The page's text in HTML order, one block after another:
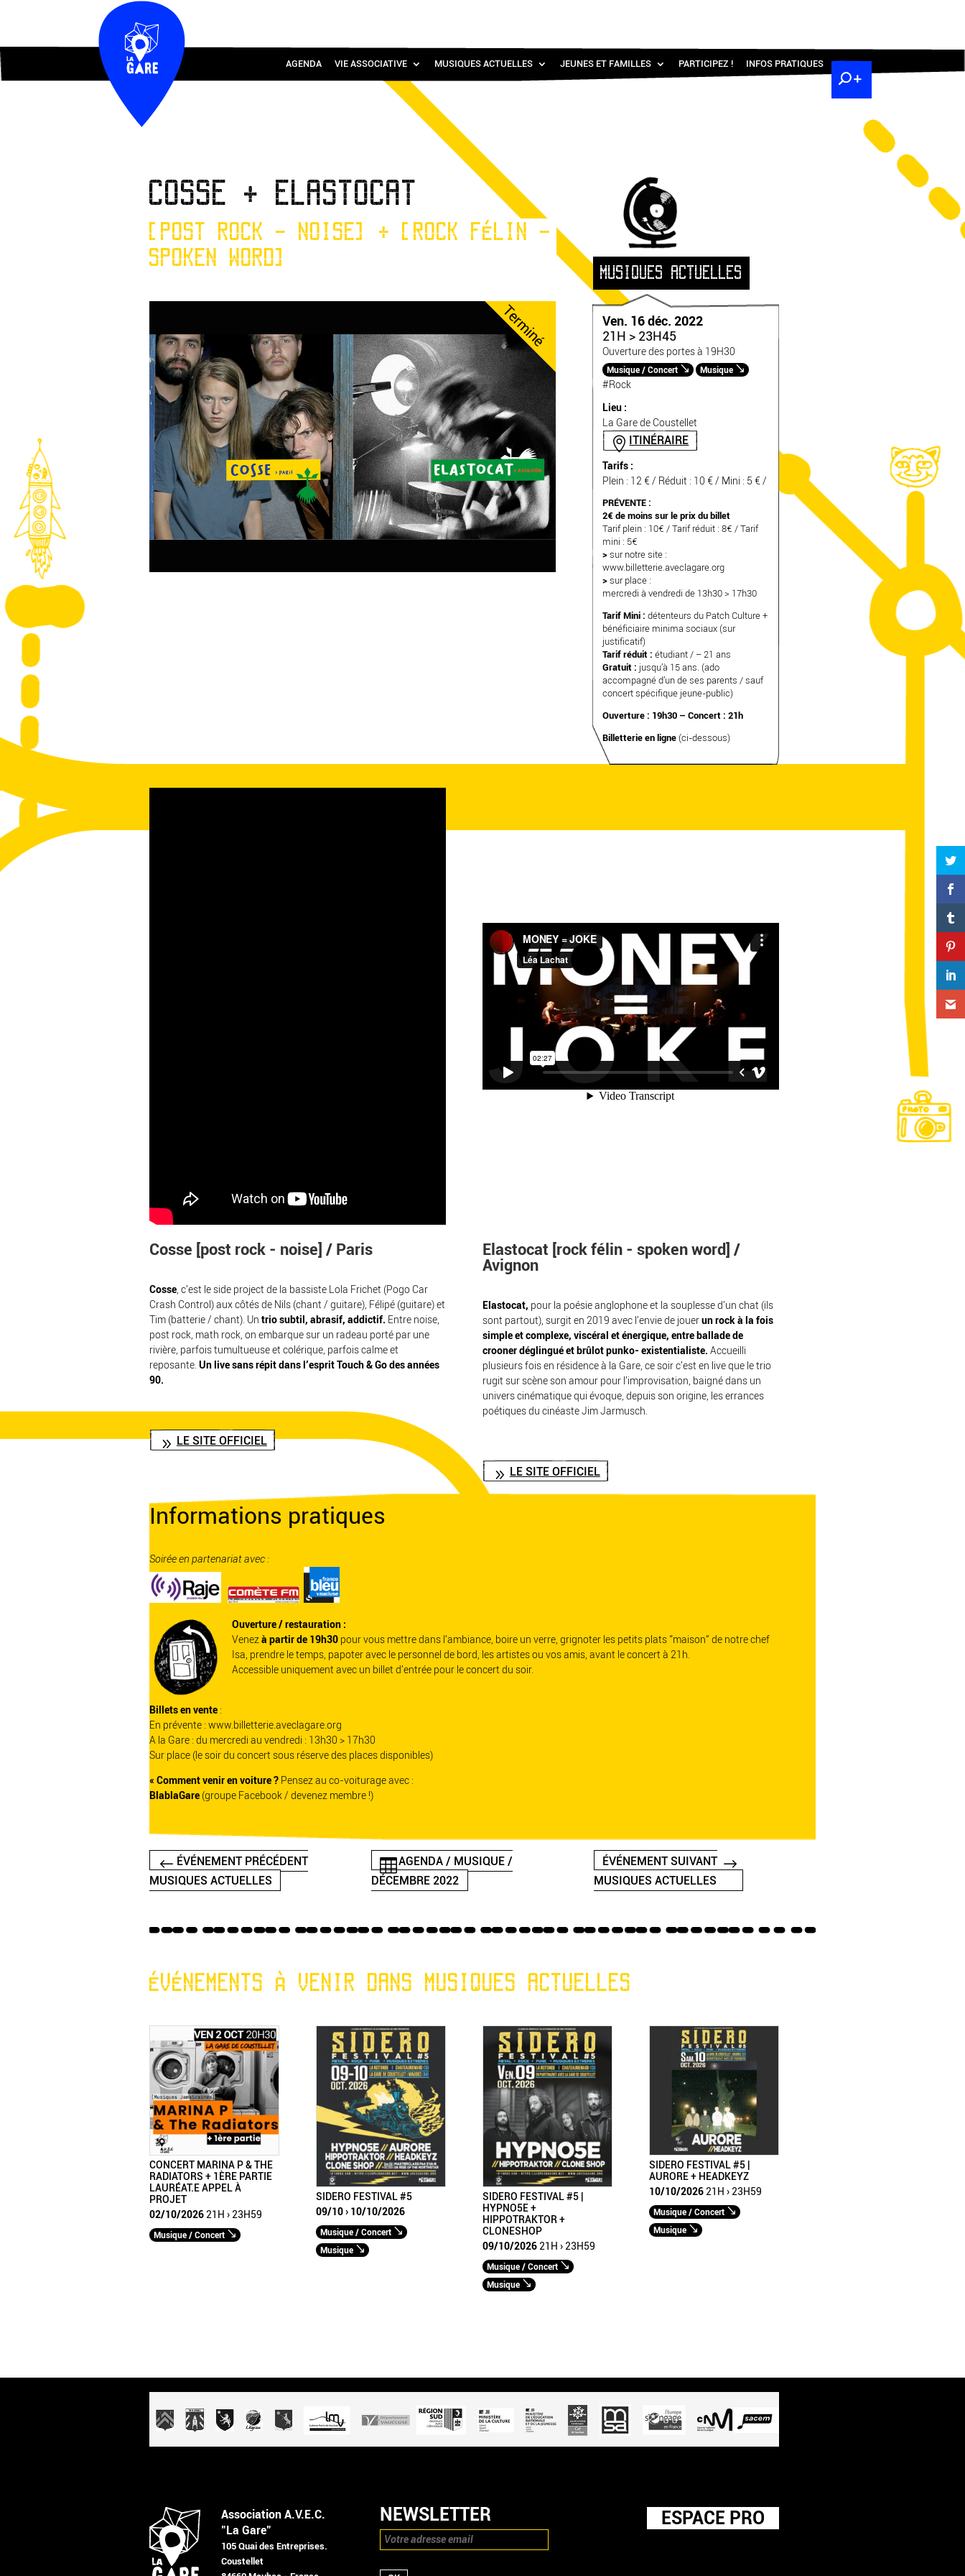
AGENDA VIE ASSOCIATIVE MUSIQUES ACTUELLES JEUNES ET FAMILLES PARTICIPEZ ! INFOS PRATIQUES
COSSE + ELASTOCAT
[POST ROCK - NOISE] + [ROCK FÉLIN -
SPOKEN WORD]
MUSIQUES ACTUELLES
Terminé
Ven. 16 déc. 2022
21H > 23H45
Ouverture des portes à 19H30
Musique / Concert Musique
#Rock
Lieu :
La Gare de Coustellet
ITINÉRAIRE
Tarifs :
Plein : 12 € / Réduit : 10 € / Mini : 5 € /
PRÉVENTE :
2€ de moins sur le prix du billet
Tarif plein : 10€ / Tarif réduit : 8€ / Tarif
mini : 5€
>sur notre site :
www.billetterie.aveclagare.org
>sur place :
mercredi à vendredi de 13h30 > 17h30
Tarif Mini : détenteurs du Patch Culture +
bénéficiaire minima sociaux (sur
justificatif)
Tarif réduit : étudiant / – 21 ans
Gratuit : jusqu’à 15 ans. (ado
accompagné d’un de ses parents / sauf
concert spécifique jeune-public)
Ouverture : 19h30 – Concert : 21h
Billetterie en ligne(ci-dessous)
Cosse [post rock - noise] / Paris
Cosse, c’est le side project de la bassiste Lola Frichet (Pogo Car
Crash Control) aux côtés de Nils (chant / guitare), Félipé (guitare) et
Tim (batterie / chant). Un trio subtil, abrasif, addictif. Entre noise,
post rock, math rock, on embarque sur un radeau porté par une
rivière, parfois tumultueuse et colérique, parfois calme et
reposante. Un live sans répit dans l’esprit Touch & Go des années
90.
LE SITE OFFICIEL
Elastocat [rock félin - spoken word] /
Avignon
Elastocat, pour la poésie anglophone et la souplesse d’un chat (ils
sont partout), surgit en 2019 avec l’envie de jouerun rock à la fois
simple et complexe, viscéral et énergique, entre ballade de
crooner déglingué et brûlot punko- existentialiste. Accueilli
plusieurs fois en résidence à la Gare, ce soir c’est en live que le trio
rugit sur scène son amour pour l’improvisation, baigné dans un
univers cinématique qui évoque, depuis son origine, les errances
poétiques du cinéaste Jim Jarmusch.
LE SITE OFFICIEL
Informations pratiques
Soirée en partenariat avec :
Ouverture / restauration :
Venezà partir de 19h30 pour vous mettre dans l’ambiance, boire un verre, grignoter les petits plats “maison” de notre chef
Isa, prendre le temps, papoter avec le personnel de bord, les artistes ou vos amis, avant le concert à 21h.
Accessible uniquement avec un billet d’entrée pour le concert du soir.
Billets en vente :
En prévente : www.billetterie.aveclagare.org
A la Gare : du mercredi au vendredi : 13h30 > 17h30
Sur place (le soir du concert sous réserve des places disponibles)
« Comment venir en voiture ? Pensez au co-voiturage avec :
BlablaGare (groupe Facebook / devenez membre !)
ÉVÉNEMENT PRÉCÉDENT
MUSIQUES ACTUELLES
AGENDA / MUSIQUE /
DÉCEMBRE 2022
ÉVÉNEMENT SUIVANT
MUSIQUES ACTUELLES
ÉVÉNEMENTS À VENIR DANS MUSIQUES ACTUELLES
CONCERT MARINA P & THE
RADIATORS + 1ÈRE PARTIE
LAURÉAT.E APPEL À
PROJET
02/10/2026 21H › 23H59
Musique / Concert
SIDERO FESTIVAL #5
09/10 › 10/10/2026
Musique / Concert
Musique
SIDERO FESTIVAL #5 |
HYPNO5E +
HIPPOTRAKTOR +
CLONESHOP
09/10/2026 21H › 23H59
Musique / Concert
Musique
SIDERO FESTIVAL #5 |
AURORE + HEADKEYZ
10/10/2026 21H › 23H59
Musique / Concert
Musique
Association A.V.E.C.
"La Gare"
105 Quai des Entreprises.
Coustellet
NEWSLETTER ESPACE PRO